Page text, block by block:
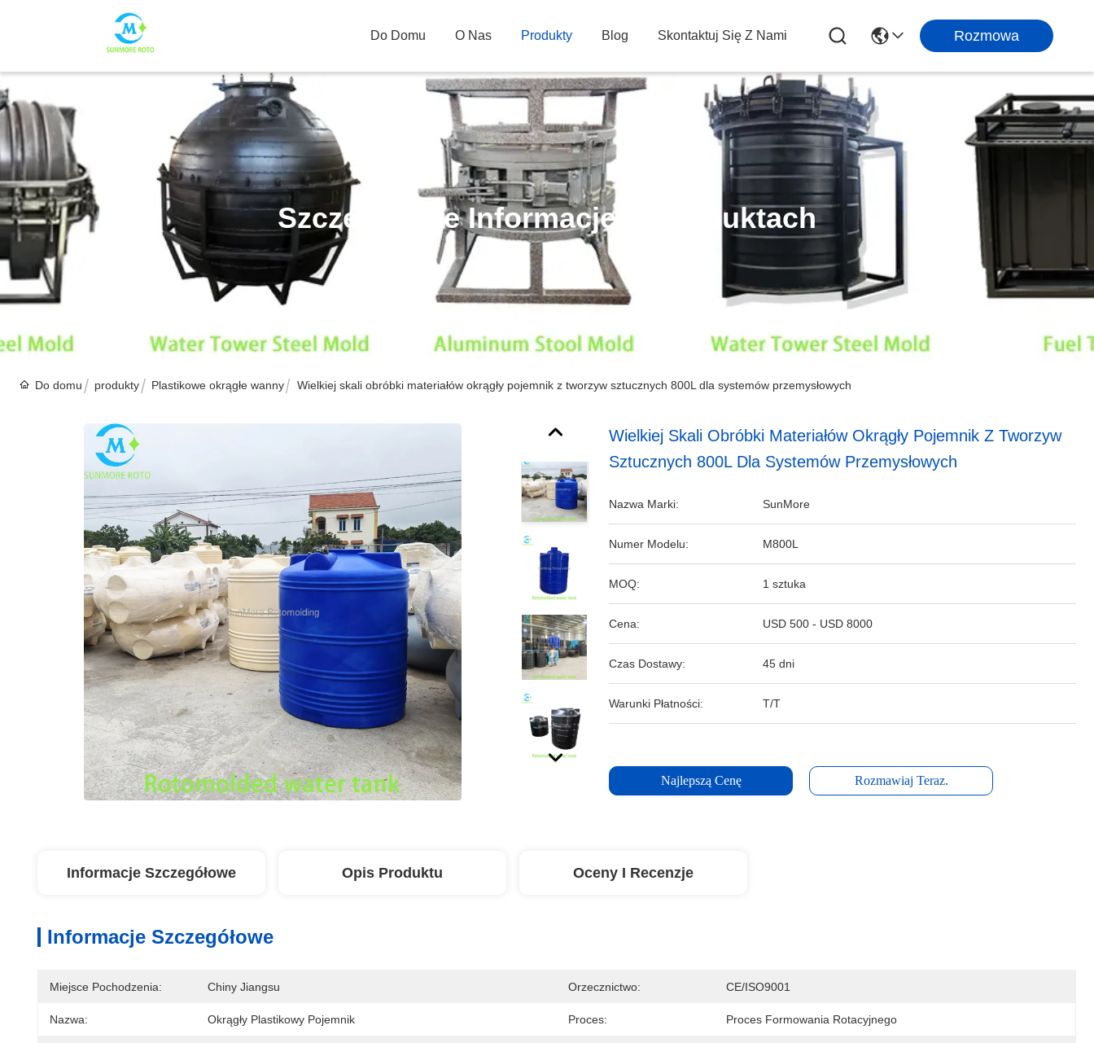
Do Domu O Nas Produkty Blog Skontaktuj Się Z Nami Rozmowa
Szczegółowe Informacje O Produktach
Do domu produkty Plastikowe okrągłe wanny Wielkiej skali obróbki materiałów okrągły pojemnik z tworzyw sztucznych 800L dla systemów przemysłowych
Wielkiej Skali Obróbki Materiałów Okrągły Pojemnik Z Tworzyw
Sztucznych 800L Dla Systemów Przemysłowych
Nazwa Marki: SunMore
Numer Modelu: M800L
MOQ: 1 sztuka
Cena: USD 500 - USD 8000
Czas Dostawy: 45 dni
Warunki Płatności: T/T
Najlepszą Cenę Rozmawiaj Teraz.
Informacje Szczegółowe Opis Produktu Oceny I Recenzje
Informacje Szczegółowe
Miejsce Pochodzenia: Chiny Jiangsu Orzecznictwo: CE/ISO9001
Nazwa: Okrągły Plastikowy Pojemnik Proces: Proces Formowania Rotacyjnego